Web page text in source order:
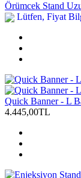
Örümcek Stand
Lütfen, Fiyat
Quick Banner - L
4.445,00TL